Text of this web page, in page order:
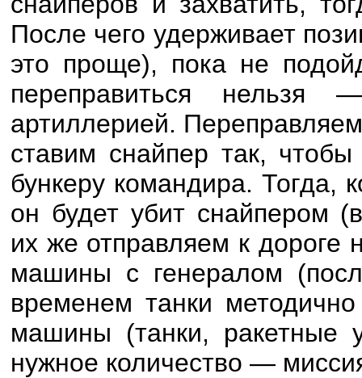
После чего удерживает
это проще), пока не
переправиться нельзя
артиллерией.
ставим снайпер так,
бункеру командира. Тогда,
он будет убит снайпером
их же отправляем к дороге
машины с генералом
временем танки
машины (танки, ракетные
нужное количество —